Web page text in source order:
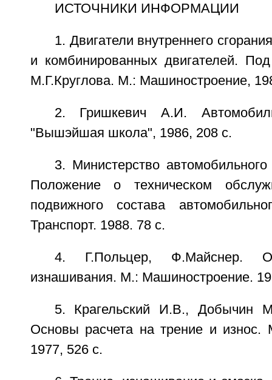
ИСТОЧНИКИ ИНФОРМАЦИИ
1. Двигатели внутреннего
и комбинированных двигателей.
М.Г.Круглова. М.: Машиностроение,
2. Гришкевич А.И.
"Вышэйшая школа", 1986, 208 с.
3. Министерство
Положение о техническом
подвижного состава
Транспорт. 1988. 78 с.
4. Г.Польцер, Ф.Майснер.
изнашивания. М.: Машиностроение.
5. Крагельский И.В., Добычин
Основы расчета на трение и износ.
1977, 526 с.